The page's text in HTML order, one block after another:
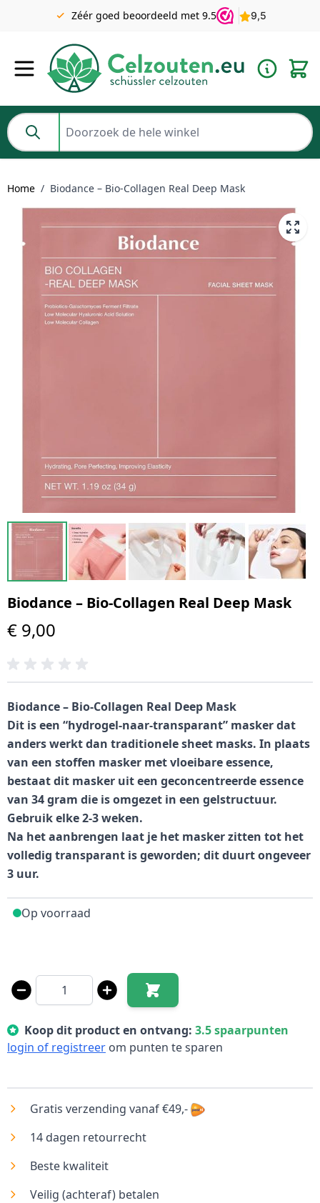
Gratis verzending v.a. €49 NL | BE pakket tot 2KG gratis v.a.
€69
Zéér goed beoordeeld met 9.5
Doorzoek de hele winkel
Home / Biodance – Bio-Collagen Real Deep Mask
Biodance – Bio-Collagen Real Deep Mask
€ 9,00
Biodance – Bio-Collagen Real Deep Mask
Dit is een “hydrogel-naar-transparant” masker dat
anders werkt dan traditionele sheet masks. In plaats
van een stoffen masker met vloeibare essence,
bestaat dit masker uit een geconcentreerde essence
van 34 gram die is omgezet in een gelstructuur.
Gebruik elke 2-3 weken.
Na het aanbrengen laat je het masker zitten tot het
volledig transparant is geworden; dit duurt ongeveer
3 uur.
Op voorraad
Aantal
Koop dit product en ontvang: 3.5spaarpunten
login of registreer om punten te sparen
Gratis verzending vanaf €49,-
14 dagen retourrecht
Beste kwaliteit
Veilig (achteraf) betalen